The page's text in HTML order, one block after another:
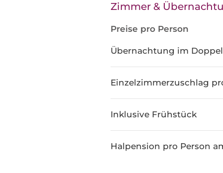
Zimmer &
Preise pro Person
Übernachtung im
Einzelzimmerzuschlag
Inklusive Frühstück
Halpension pro Person